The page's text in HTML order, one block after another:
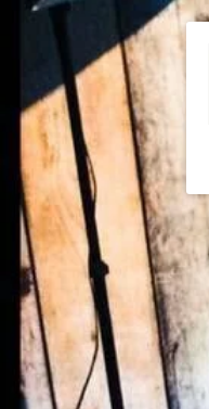
hoofdinhoud